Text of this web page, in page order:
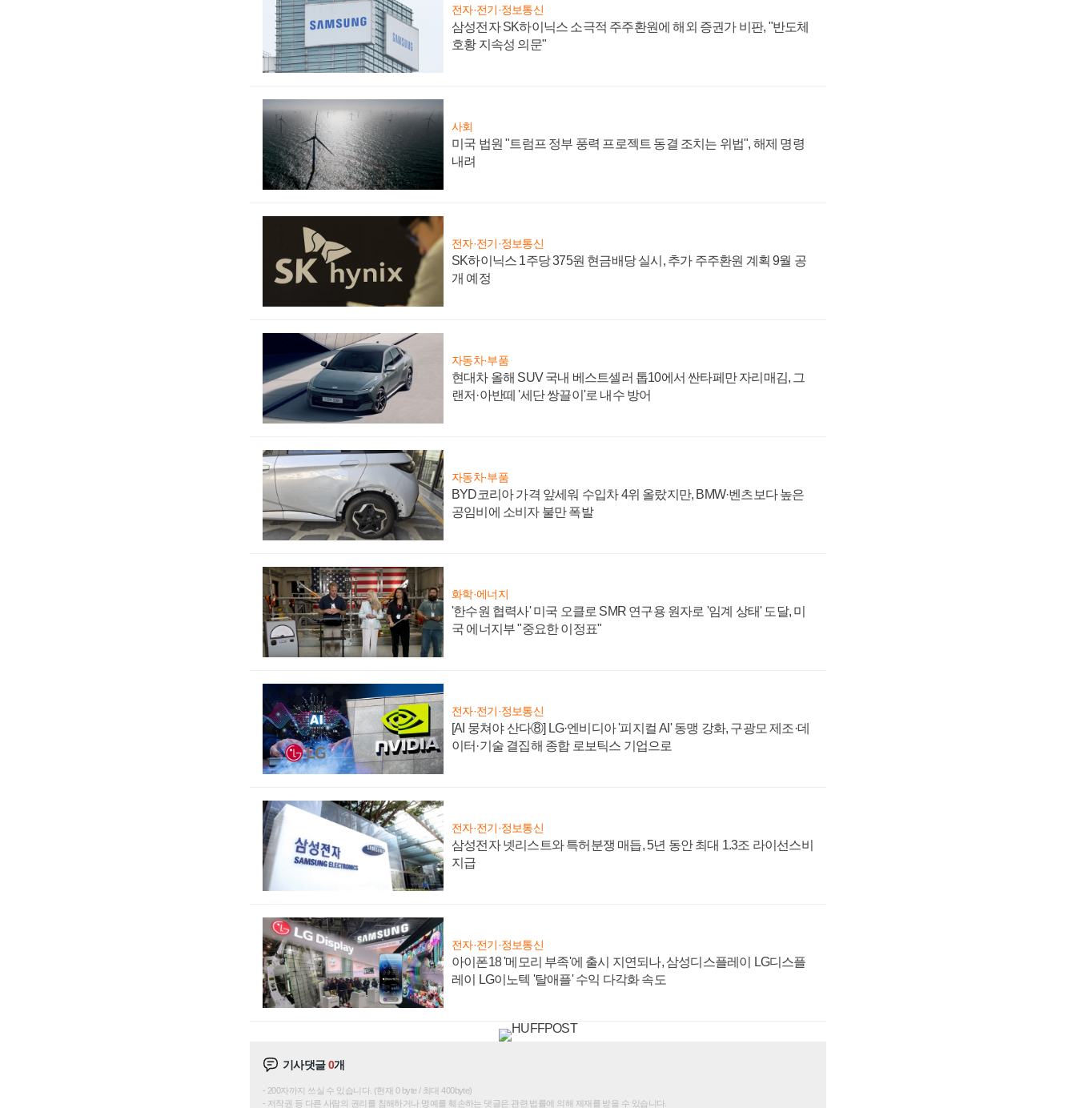
전자·전기·정보통신
삼성전자 SK하이닉스 소극적 주주환원에 해외 증권가 비판, "반도체
호황 지속성 의문"
사회
미국 법원 "트럼프 정부 풍력 프로젝트 동결 조치는 위법", 해제 명령
내려
전자·전기·정보통신
SK하이닉스 1주당 375원 현금배당 실시, 추가 주주환원 계획 9월 공
개 예정
자동차·부품
현대차 올해 SUV 국내 베스트셀러 톱10에서 싼타페만 자리매김, 그
랜저·아반떼 '세단 쌍끌이'로 내수 방어
자동차·부품
BYD코리아 가격 앞세워 수입차 4위 올랐지만, BMW·벤츠보다 높은
공임비에 소비자 불만 폭발
화학·에너지
'한수원 협력사' 미국 오클로 SMR 연구용 원자로 '임계 상태' 도달, 미
국 에너지부 "중요한 이정표"
전자·전기·정보통신
[AI 뭉쳐야 산다⑧] LG·엔비디아 '피지컬 AI' 동맹 강화, 구광모 제조·데
이터·기술 결집해 종합 로보틱스 기업으로
전자·전기·정보통신
삼성전자 넷리스트와 특허분쟁 매듭, 5년 동안 최대 1.3조 라이선스비
지급
전자·전기·정보통신
아이폰18 '메모리 부족'에 출시 지연되나, 삼성디스플레이 LG디스플
레이 LG이노텍 '탈애플' 수익 다각화 속도
기사댓글0개
200자까지 쓰실 수 있습니다. (현재 0 byte / 최대 400byte)
저작권 등 다른 사람의 권리를 침해하거나 명예를 훼손하는 댓글은 관련 법률에 의해 제재를 받을 수 있습니다.